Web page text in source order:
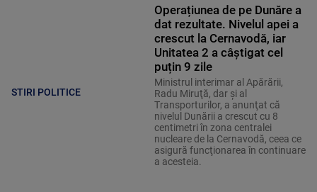
STIRI POLITICE
Operațiunea de pe Dunăre a
dat rezultate. Nivelul apei a
crescut la Cernavodă, iar
Unitatea 2 a câștigat cel
puțin 9 zile
Ministrul interimar al Apărării,
Radu Miruţă, dar şi al
Transporturilor, a anunţat că
nivelul Dunării a crescut cu 8
centimetri în zona centralei
nucleare de la Cernavodă, ceea ce
asigură funcţionarea în continuare
a acesteia.